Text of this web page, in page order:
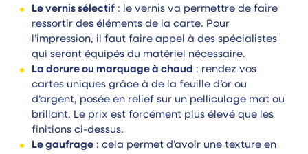
Le vernis sélectif : le vernis va permettre de faire
ressortir des éléments de la carte. Pour
l’impression, il faut faire appel à des spécialistes
qui seront équipés du matériel nécessaire.
La dorure ou marquage à chaud : rendez vos
cartes uniques grâce à de la feuille d’or ou
d’argent, posée en relief sur un pelliculage mat ou
brillant. Le prix est forcément plus élevé que les
finitions ci-dessus.
Le gaufrage : cela permet d’avoir une texture en